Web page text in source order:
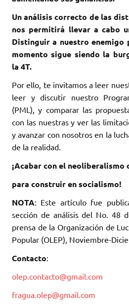
Un análisis correcto de las
nos permitirá llevar a cabo
Distinguir a nuestro enemigo
momento sigue siendo la
la 4T.
Por ello, te invitamos a leer
leer y discutir nuestro
(PML), y comparar las
con las nuestras y ver las
y avanzar con nosotros en la
de la realidad.
¡Acabar con el neoliberalismo
para construir en socialismo!
NOTA: Este artículo fue
sección de análisis del No. 48
prensa de la Organización de
Popular (OLEP), Noviembre-
Contacto:
olep.contacto@gmail.com
fragua.olep@gmail.com